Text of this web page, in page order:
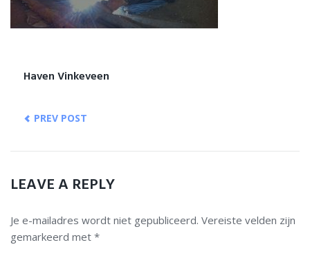
Contact
Haven Vinkeveen
PREV POST
LEAVE A REPLY
Je e-mailadres wordt niet gepubliceerd. Vereiste velden zijn
gemarkeerd met *